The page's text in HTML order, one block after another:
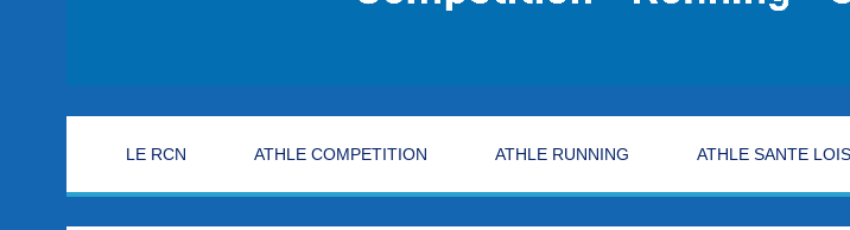
LE RCN ATHLE COMPETITION ATHLE RUNNING ATHLE SANTE